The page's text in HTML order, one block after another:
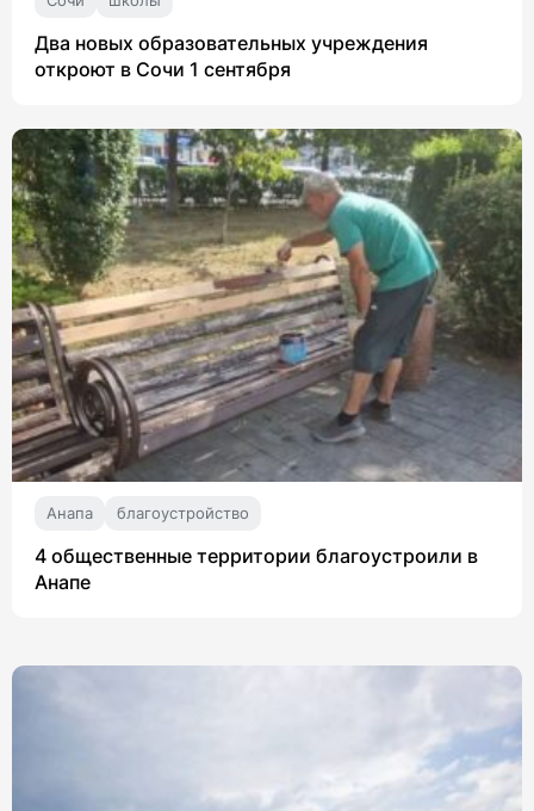
Два новых образовательных учреждения
откроют в Сочи 1 сентября
Анапа благоустройство
4 общественные территории благоустроили в
Анапе